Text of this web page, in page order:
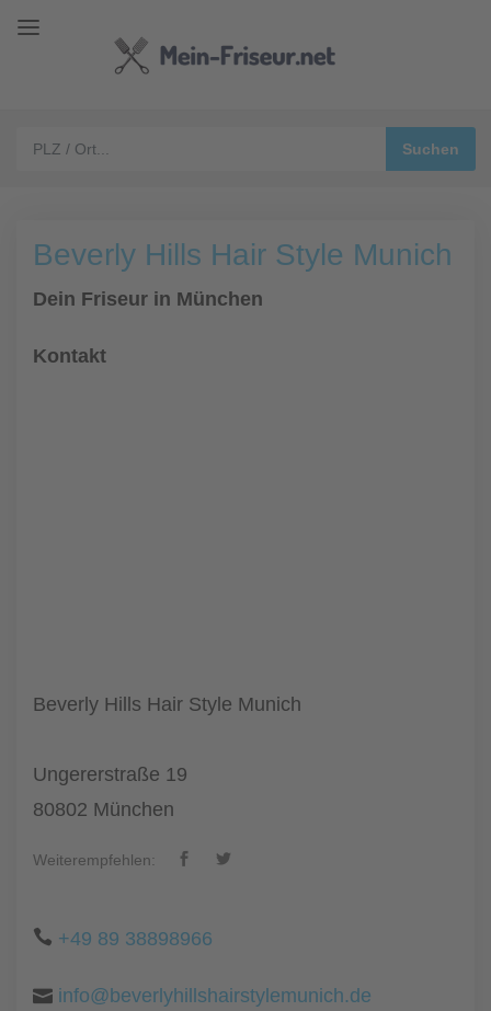
Beverly Hills Hair Style Munich
Dein Friseur in München
Kontakt
Beverly Hills Hair Style Munich
Ungererstraße 19
80802 München
Weiterempfehlen:
+49 89 38898966
info@beverlyhillshairstylemunich.de